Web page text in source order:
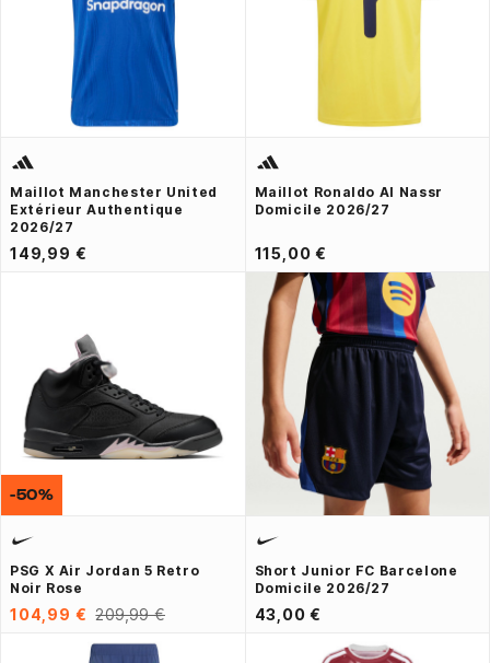
Maillot Manchester United
Extérieur Authentique
2026/27
149,99 €
Maillot Ronaldo Al Nassr
Domicile 2026/27
115,00 €
PSG X Air Jordan 5 Retro
Noir Rose
104,99 € 209,99 €
-50%
Short Junior FC Barcelone
Domicile 2026/27
43,00 €